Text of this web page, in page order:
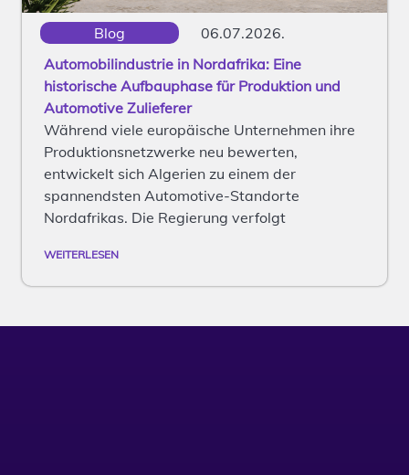
Blog
06.07.2026.
Automobilindustrie in Nordafrika: Eine
historische Aufbauphase für Produktion und
Automotive Zulieferer
Während viele europäische Unternehmen ihre
Produktionsnetzwerke neu bewerten,
entwickelt sich Algerien zu einem der
spannendsten Automotive-Standorte
Nordafrikas. Die Regierung verfolgt
WEITERLESEN